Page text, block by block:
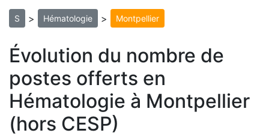
S > Hématologie > Montpellier
Évolution du nombre de
postes offerts en
Hématologie à Montpellier
(hors CESP)